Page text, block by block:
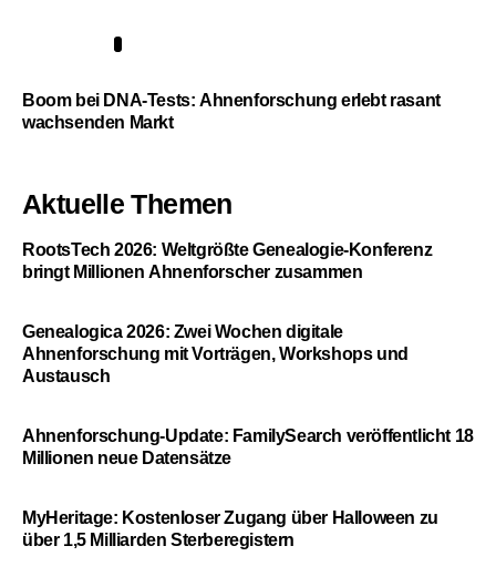
Boom bei DNA-Tests: Ahnenforschung erlebt rasant
wachsenden Markt
Aktuelle Themen
RootsTech 2026: Weltgrößte Genealogie-Konferenz
bringt Millionen Ahnenforscher zusammen
Genealogica 2026: Zwei Wochen digitale
Ahnenforschung mit Vorträgen, Workshops und
Austausch
Ahnenforschung-Update: FamilySearch veröffentlicht 18
Millionen neue Datensätze
MyHeritage: Kostenloser Zugang über Halloween zu
über 1,5 Milliarden Sterberegistern